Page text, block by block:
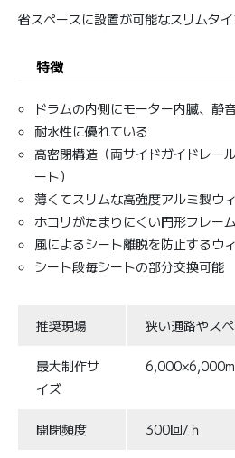
省スペースに設置が可能なスリムタ
特徴
ドラムの内側にモーター内臓、静
耐水性に優れている
高密閉構造（両サイドガイドレー
ート）
薄くてスリムな高強度アルミ製ウ
ホコリがたまりにくい円形フレーム
風によるシート離脱を防止するウ
シート段毎シートの部分交換可能
推奨現場 狭い通路やス
最大制作サ
イズ
開閉頻度 300回/ｈ